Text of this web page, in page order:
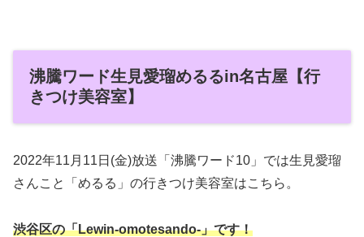
沸騰ワード生見愛瑠めるるin名古屋【行
きつけ美容室】
2022年11月11日(金)放送「沸騰ワード10」では生見愛瑠
さんこと「めるる」の行きつけ美容室はこちら。
渋谷区の「Lewin-omotesando-」です！